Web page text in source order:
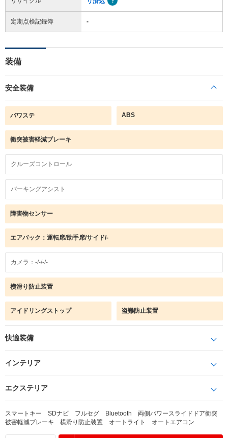
定期点検記録簿 -
装備
安全装備
パワステ ABS
衝突被害軽減ブレーキ
クルーズコントロール
パーキングアシスト
障害物センサー
エアバック：運転席/助手席/サイド/-
カメラ：-/-/-/-
横滑り防止装置
アイドリングストップ 盗難防止装置
快適装備
インテリア
エクステリア
スマートキー SDナビ フルセグ Bluetooth 両側パワースライドドア衝突
被害軽減ブレーキ 横滑り防止装置 オートライト オートエアコン